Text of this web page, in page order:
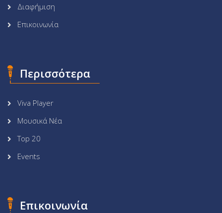
Διαφήμιση
Επικοινωνία
Περισσότερα
Viva Player
Μουσικά Νέα
Top 20
Events
Επικοινωνία